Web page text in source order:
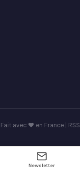
Fait avec ♥ en France | RSS
Newsletter